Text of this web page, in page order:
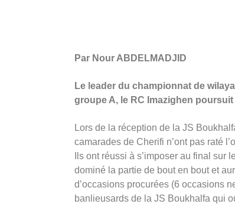
Par Nour ABDELMADJID
Le leader du championnat de
groupe A, le RC Imazighen
Lors de la réception de la JS
camarades de Cherifi n’ont pas raté
Ils ont réussi à s’imposer au final
dominé la partie de bout en bout et
d’occasions procurées (6 occasions
banlieusards de la JS Boukhalfa qui